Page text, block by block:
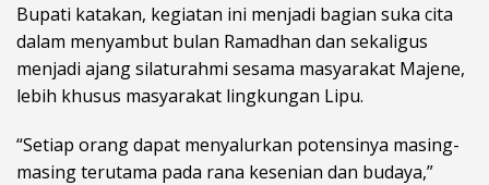
Bupati katakan, kegiatan ini menjadi bagian suka cita
dalam menyambut bulan Ramadhan dan sekaligus
menjadi ajang silaturahmi sesama masyarakat Majene,
lebih khusus masyarakat lingkungan Lipu.
“Setiap orang dapat menyalurkan potensinya masing-
masing terutama pada rana kesenian dan budaya,”